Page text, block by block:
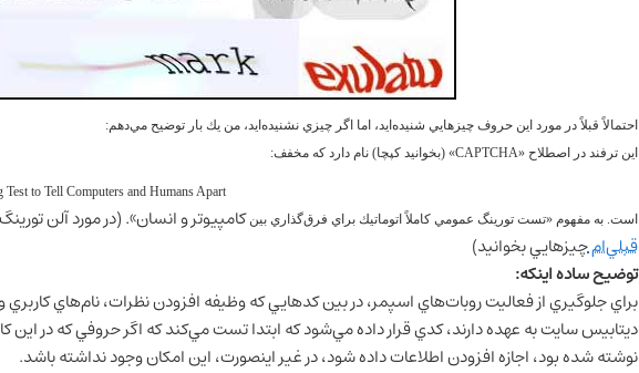
احتمالاً قبلاً در مورد اين حروف چيزهايي شنيده‌ايد، اما اگر چيزي نشنيده‌ايد، من يك بار توضيح مي‌دهم:
اين ترفند در اصطلاح «CAPTCHA» (بخوانيد كپچا) نام دارد كه مخفف:
to Tell Computers and Humans Apart
است. به مفهوم «تست تورينگ عمومي كاملاً اتوماتيك براي فرق‌گذاري بين كامپيوتر و انسان». (در مورد آلن
قبلي‌امچيزهايي بخوانيد)
توضيح ساده اينكه:
براي جلوگيري از فعاليت روبات‌هاي اسپمر، در بين كدهايي كه وظيفه افزودن نظرات، نام‌هاي كاربري
ديتابيس سايت به عهده دارند، كدي قرار داده مي‌شود كه ابتدا تست مي‌كند كه اگر حروفي كه در
نوشته شده بود، اجازه افزودن اطلاعات داده شود، در غير اينصورت، اين امكان وجود نداشته باشد.